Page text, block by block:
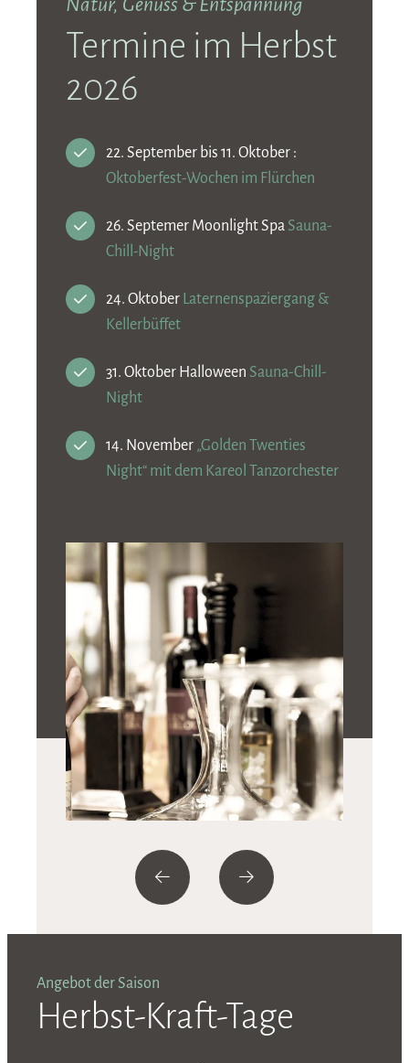
Termine im Herbst
2026
22. September bis 11. Oktober :
Oktoberfest-Wochen im Flürchen
26. Septemer Moonlight Spa Sauna-
Chill-Night
24. Oktober Laternenspaziergang &
Kellerbüffet
31. Oktober Halloween Sauna-Chill-
Night
14. November „Golden Twenties
Night“ mit dem Kareol Tanzorchester
Angebot der Saison
Herbst-Kraft-Tage